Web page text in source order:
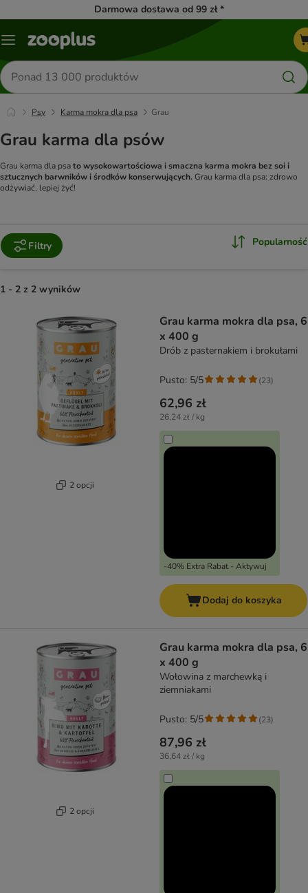
Darmowa dostawa od 99 zł *
Menu
Szukaj
produktów
Psy Karma mokra dla psa Grau
Grau karma dla psów
Grau karma dla psato wysokowartościowa i smaczna karma mokra bez soi i
sztucznych barwników i środków konserwujących.Grau karma dla psa: zdrowo
odżywiać, lepiej żyć!
Filtry Popularność
1 - 2 z 2 wyników
2 opcji
Grau karma mokra dla psa, 6
x 400 g
Drób z pasternakiem i brokułami
62,96 zł
26,24 zł / kg
-40% Extra Rabat - Aktywuj
Pusto: 5/5 (23)
Dodaj do koszyka
2 opcji
Grau karma mokra dla psa, 6
x 400 g
Wołowina z marchewką i
ziemniakami
87,96 zł
36,64 zł / kg
Pusto: 5/5 (23)